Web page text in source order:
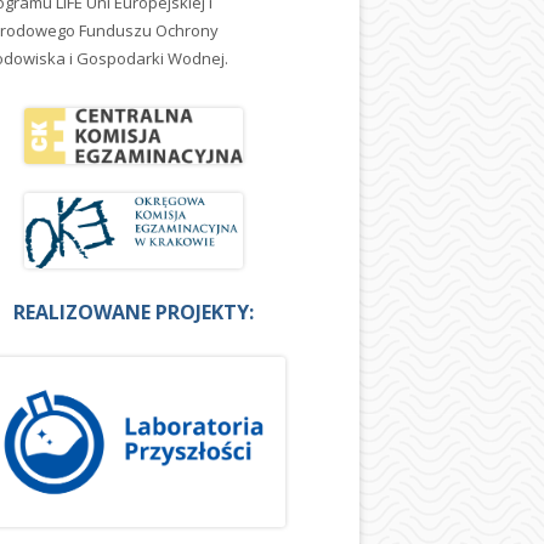
Funduszu Ochrony
i Gospodarki Wodnej.
REALIZOWANE PROJEKTY: